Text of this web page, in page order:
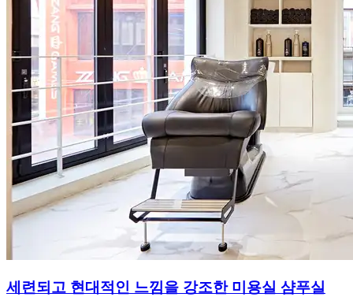
세련되고 현대적인 느낌을 강조한 미용실 샴푸실